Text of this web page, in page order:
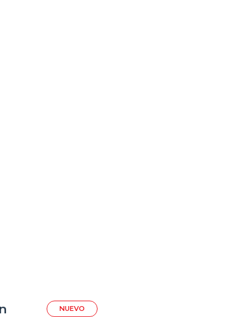
NUEVO